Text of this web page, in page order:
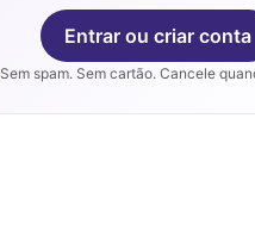
Entrar ou criar conta
Sem spam. Sem cartão. Cancele